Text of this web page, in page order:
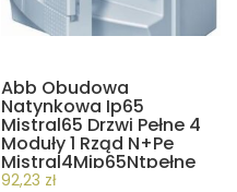
Abb Obudowa
Natynkowa Ip65
Mistral65 Drzwi Pełne 4
Moduły 1 Rząd N+Pe
Mistral4Mip65Ntpełne
92,23 zł